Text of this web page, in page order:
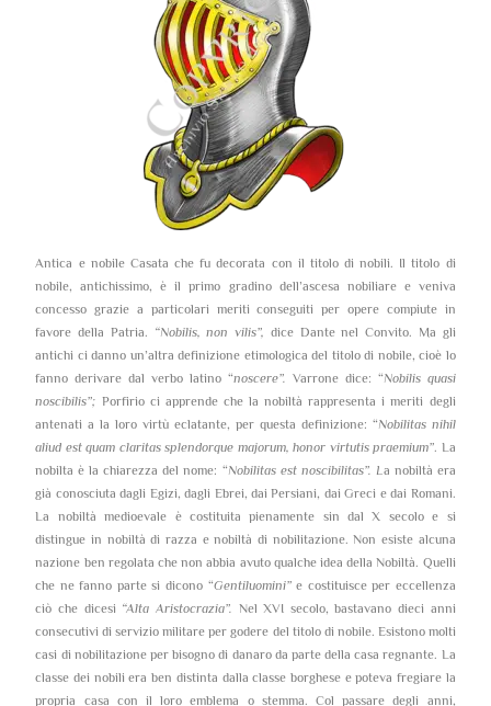
Antica e nobile Casata che fu decorata con il titolo di nobili. Il titolo di
nobile, antichissimo, è il primo gradino dell’ascesa nobiliare e veniva
concesso grazie a particolari meriti conseguiti per opere compiute in
favore della Patria. “Nobilis, non vilis”, dice Dante nel Convito. Ma gli
antichi ci danno un’altra definizione etimologica del titolo di nobile, cioè lo
fanno derivare dal verbo latino “noscere”. Varrone dice: “Nobilis quasi
noscibilis”; Porfirio ci apprende che la nobiltà rappresenta i meriti degli
antenati a la loro virtù eclatante, per questa definizione: “Nobilitas nihil
aliud est quam claritas splendorque majorum, honor virtutis praemium”. La
nobilta è la chiarezza del nome: “Nobilitas est noscibilitas”. La nobiltà era
già conosciuta dagli Egizi, dagli Ebrei, dai Persiani, dai Greci e dai Romani.
La nobiltà medioevale è costituita pienamente sin dal X secolo e si
distingue in nobiltà di razza e nobiltà di nobilitazione. Non esiste alcuna
nazione ben regolata che non abbia avuto qualche idea della Nobiltà. Quelli
che ne fanno parte si dicono “Gentiluomini”e costituisce per eccellenza
ciò che dicesi “Alta Aristocrazia”. Nel XVI secolo, bastavano dieci anni
consecutivi di servizio militare per godere del titolo di nobile. Esistono molti
casi di nobilitazione per bisogno di danaro da parte della casa regnante. La
classe dei nobili era ben distinta dalla classe borghese e poteva fregiare la
propria casa con il loro emblema o stemma. Col passare degli anni,